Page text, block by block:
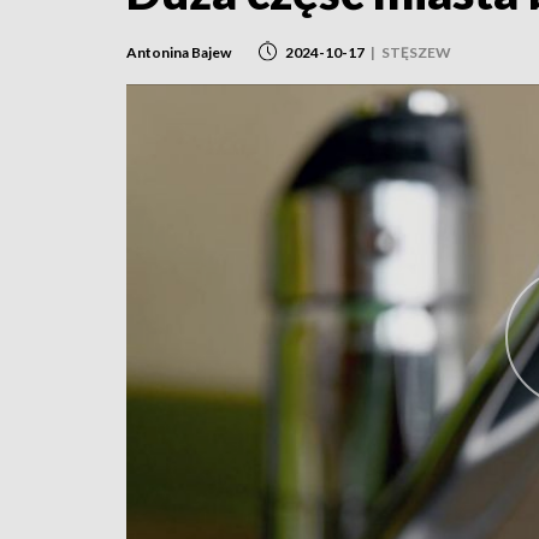
Antonina Bajew 2024-10-17 | STĘSZEW